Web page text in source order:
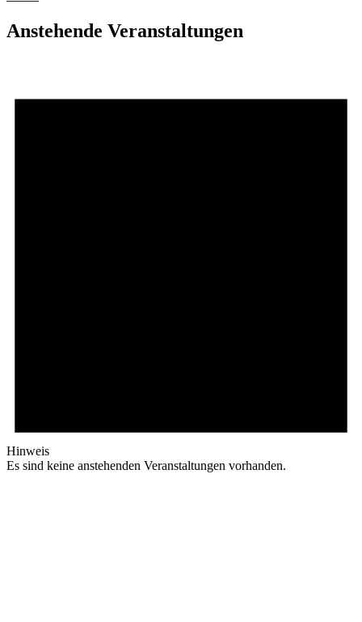
Anstehende Veranstaltungen
Hinweis
Es sind keine anstehenden Veranstaltungen vorhanden.